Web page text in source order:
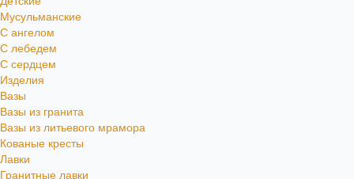
Мусульманские
С ангелом
С лебедем
С сердцем
Изделия
Вазы
Вазы из гранита
Вазы из литьевого мрамора
Кованые кресты
Лавки
Гранитные лавки